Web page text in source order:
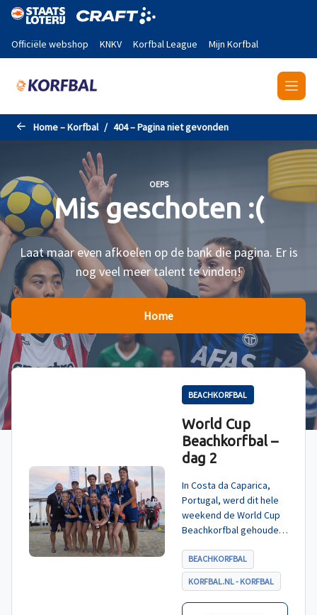
Naar de hoofdinhoud gaan
Officiële webshop KNKV Korfbal League Mijn Korfbal
Home – Korfbal 404 – Pagina niet gevonden
OEPS
Mis geschoten :(
Laat maar even afkoelen op de bank die pagina. Er is
nog veel meer talent te vinden!
Home
BEACHKORFBAL
World Cup
Beachkorfbal –
dag 2
In Costa da Caparica,
Portugal, werd dit hele
weekend de World Cup
Beachkorfbal gehouden.
tegen België, die
eindigde in shoot-outs,
was het Nederland dat
er met het goud vandoor
BEACHKORFBAL
KORFBAL.NL - KORFBAL